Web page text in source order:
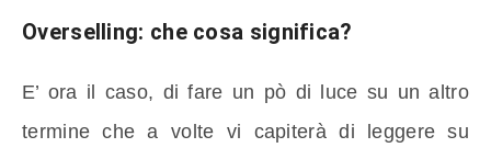
Overselling: che cosa significa?
E’ ora il caso, di fare un pò di luce su un altro
termine che a volte vi capiterà di leggere su